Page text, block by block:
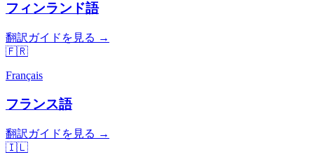
フィンランド語
翻訳ガイドを見る →
🇫🇷
Français
フランス語
翻訳ガイドを見る →
🇮🇱